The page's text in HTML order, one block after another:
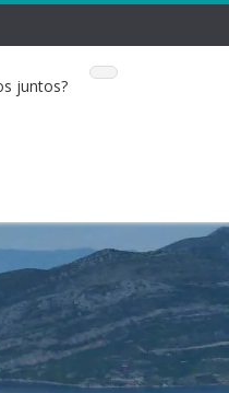
juntos?